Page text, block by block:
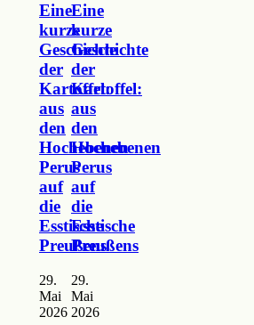
Eine
kurze
Geschichte
der
Kartoffel:
aus
den
Hochebenen
Perus
auf
die
Esstische
Preußens
29.
Mai
2026
Eine
kurze
Geschichte
der
Kartoffel:
aus
den
Hochebenen
Perus
auf
die
Esstische
Preußens
29.
Mai
2026